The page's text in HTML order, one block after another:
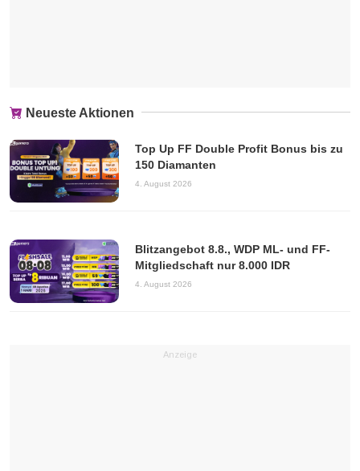
Neueste Aktionen
Top Up FF Double Profit Bonus bis zu
150 Diamanten
4. August 2026
Blitzangebot 8.8., WDP ML- und FF-
Mitgliedschaft nur 8.000 IDR
4. August 2026
Anzeige